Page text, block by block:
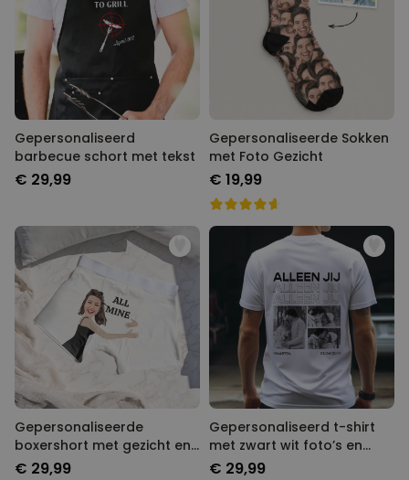
Gepersonaliseerd
barbecue schort met tekst
€ 29,99
Gepersonaliseerde Sokken
met Foto Gezicht
€ 19,99
Gepersonaliseerde
boxershort met gezicht en
tekst
€ 29,99
Gepersonaliseerd t-shirt
met zwart wit foto’s en
tekst
€ 29,99